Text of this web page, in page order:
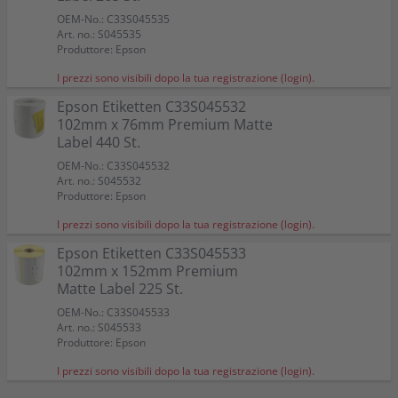
Epson Etiketten C33S045534 76mm x 51mm Premium
Matte Label 650 St.
Colore:
Compatibile con:
TM-C 3400
Colore:
Compatibile con:
TM-C 3400
Capacità:
Epson Etiketten C33S045531 102mm x 51mm Premium
Matte Label 650 St.
Colore:
Compatibile con:
TM-C 3400
Colore:
Compatibile con:
TM-C 3400
Capacità:
OEM-No.: C33S045535
Art. no.: S045535
Produttore: Epson
I prezzi sono visibili dopo la tua registrazione (login).
Epson Etiketten C33S045535 76mm x 127mm Premium
Matte Label 265 St.
Colore:
Compatibile con:
TM-C 3400
Epson Etiketten C33S045532
102mm x 76mm Premium Matte
Label 440 St.
OEM-No.: C33S045532
Art. no.: S045532
Produttore: Epson
I prezzi sono visibili dopo la tua registrazione (login).
Epson Etiketten C33S045532 102mm x 76mm Premium
Matte Label 440 St.
Colore:
Compatibile con:
TM-C 3400
Epson Etiketten C33S045533
102mm x 152mm Premium
Matte Label 225 St.
OEM-No.: C33S045533
Art. no.: S045533
Produttore: Epson
I prezzi sono visibili dopo la tua registrazione (login).
Epson Etiketten C33S045533 102mm x 152mm Premium
Matte Label 225 St.
Colore:
Compatibile con:
TM-C 3400
Colore:
Compatibile con:
Capacità:
102 x 152mm